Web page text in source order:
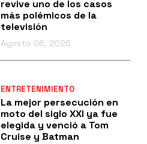
revive uno de los casos
más polémicos de la
televisión
Agosto 06, 2026
ENTRETENIMIENTO
La mejor persecución en
moto del siglo XXI ya fue
elegida y venció a Tom
Cruise y Batman